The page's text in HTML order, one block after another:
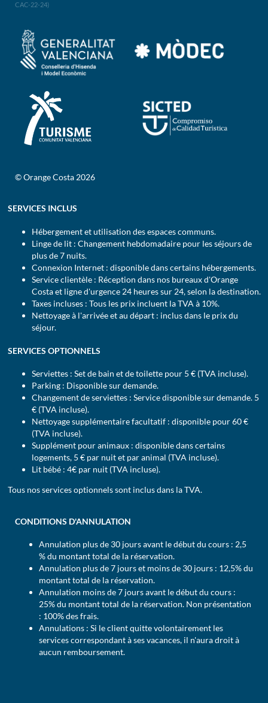
CAC-22-24)
© Orange Costa 2026
SERVICES INCLUS
Hébergement et utilisation des espaces communs.
Linge de lit : Changement hebdomadaire pour les séjours de
plus de 7 nuits.
Connexion Internet : disponible dans certains hébergements.
Service clientèle : Réception dans nos bureaux d'Orange
Costa et ligne d'urgence 24 heures sur 24, selon la destination.
Taxes incluses : Tous les prix incluent la TVA à 10%.
Nettoyage à l'arrivée et au départ : inclus dans le prix du
séjour.
SERVICES OPTIONNELS
Serviettes : Set de bain et de toilette pour 5 € (TVA incluse).
Parking : Disponible sur demande.
Changement de serviettes : Service disponible sur demande. 5
€ (TVA incluse).
Nettoyage supplémentaire facultatif : disponible pour 60 €
(TVA incluse).
Supplément pour animaux : disponible dans certains
logements, 5 € par nuit et par animal (TVA incluse).
Lit bébé : 4€ par nuit (TVA incluse).
Tous nos services optionnels sont inclus dans la TVA.
CONDITIONS D'ANNULATION
Annulation plus de 30 jours avant le début du cours : 2,5
% du montant total de la réservation.
Annulation plus de 7 jours et moins de 30 jours : 12,5% du
montant total de la réservation.
Annulation moins de 7 jours avant le début du cours :
25% du montant total de la réservation. Non présentation
: 100% des frais.
Annulations : Si le client quitte volontairement les
services correspondant à ses vacances, il n'aura droit à
aucun remboursement.